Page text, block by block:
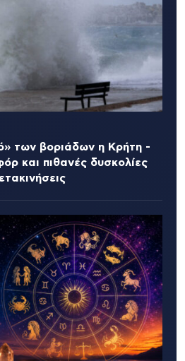
των βοριάδων η Κρήτη -
και πιθανές δυσκολίες